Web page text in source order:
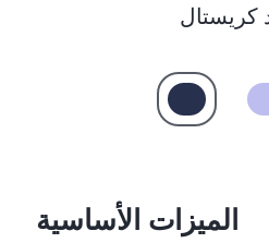
كريستال
الميزات الأساسية